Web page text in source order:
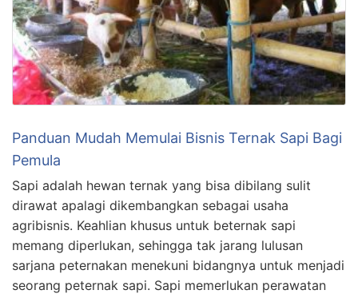
Panduan Mudah Memulai Bisnis Ternak Sapi Bagi
Pemula
Sapi adalah hewan ternak yang bisa dibilang sulit
dirawat apalagi dikembangkan sebagai usaha
agribisnis. Keahlian khusus untuk beternak sapi
memang diperlukan, sehingga tak jarang lulusan
sarjana peternakan menekuni bidangnya untuk menjadi
seorang peternak sapi. Sapi memerlukan perawatan